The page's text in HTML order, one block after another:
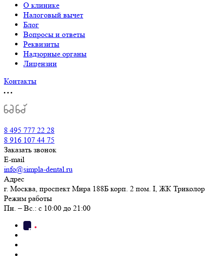
О клинике
Налоговый вычет
Блог
Вопросы и ответы
Реквизиты
Надзорные органы
Лицензии
Контакты
8 495 777 22 28
8 916 107 44 75
Заказать звонок
E-mail
info@simpla-dental.ru
Адрес
г. Москва, проспект Мира 188Б корп. 2 пом. I, ЖК Триколор
Режим работы
Пн. – Вс.: с 10:00 до 21:00